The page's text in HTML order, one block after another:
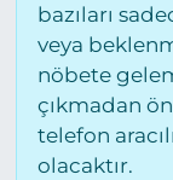
bazıları
veya
nöbete
çıkmadan
telefon
olacaktır.